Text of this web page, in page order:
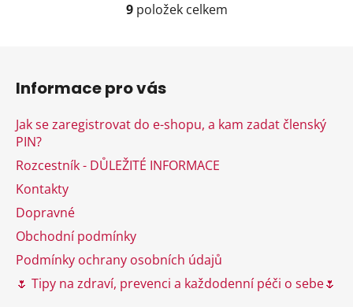
O
c
p
r
ý
p
i
9položek celkem
Informace pro vás
Jak se zaregistrovat do e-shopu, a kam zadat členský
PIN?
Rozcestník - DŮLEŽITÉ INFORMACE
Kontakty
Dopravné
Obchodní podmínky
Podmínky ochrany osobních údajů
🌷 Tipy na zdraví, prevenci a každodenní péči o sebe🌷